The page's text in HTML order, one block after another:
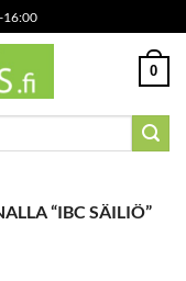
0
“IBC SÄILIÖ”